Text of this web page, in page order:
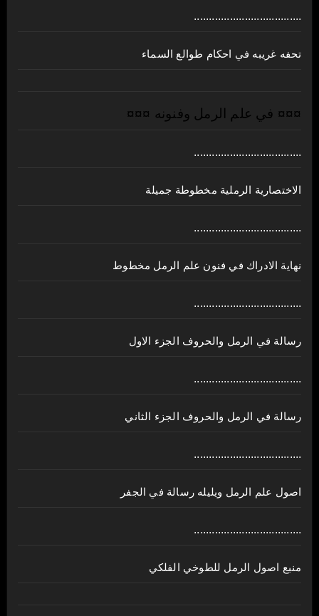
....................................
تحفه غريبه في احكام طوالع السماء
¤¤¤ في علم الرمل وفنونه ¤¤¤
....................................
الاختصارية الرملية مخطوطة جميلة
....................................
نهاية الادراك في فنون علم الرمل مخطوط
....................................
رسالة في الرمل والحروف الجزء الاول
....................................
رسالة في الرمل والحروف الجزء الثاني
....................................
اصول علم الرمل ويليله رسالة في الجفر
....................................
منبع اصول الرمل للطوخي الفلكي